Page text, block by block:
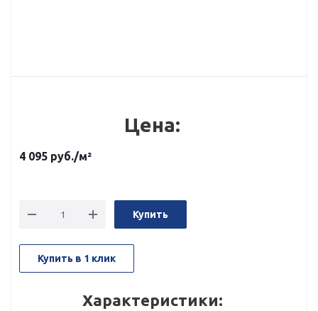
Цена:
4 095 руб./м²
Купить
Купить в 1 клик
Характеристики: